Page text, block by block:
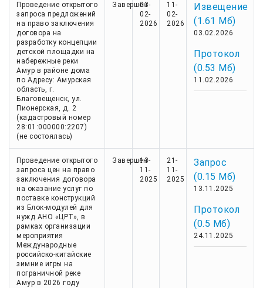
Проведение открытого
запроса предложений
на право заключения
договора на
разработку концепции
детской площадки на
набережные реки
Амур в районе дома
по Адресу: Амурская
область, г.
Благовещенск, ул.
Пионерская, д. 2
(кадастровый номер
28:01:000000:2207)
(не состоялась)
Завершен
03-
02-
2026
11-
02-
2026
Извещение
(1.61 Мб)
03.02.2026
Протокол
(0.53 Мб)
11.02.2026
Проведение открытого
запроса цен на право
заключения договора
на оказание услуг по
поставке конструкций
из Блок-модулей для
нужд АНО «ЦРТ», в
рамках организации
мероприятия
Международные
российско-китайские
зимние игры на
пограничной реке
Амур в 2026 году
Завершен
13-
11-
2025
21-
11-
2025
Запрос
(0.15 Мб)
13.11.2025
Протокол
(0.5 Мб)
24.11.2025